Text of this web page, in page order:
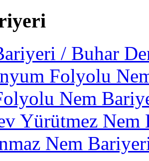
/ Buhar
Folyolu
Nem
Yürütmez Nem
Nem